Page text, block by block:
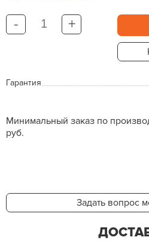
- +
Гарантия
Минимальный заказ по
руб.
Задать вопрос